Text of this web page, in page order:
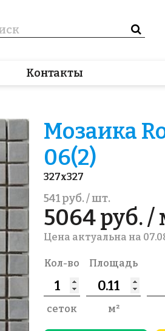
Контакты
Мозаика
06(2)
327x327
541 руб. / шт.
5064 руб. /
Цена актуальна на
Кол-во
сеток
Площадь
м²